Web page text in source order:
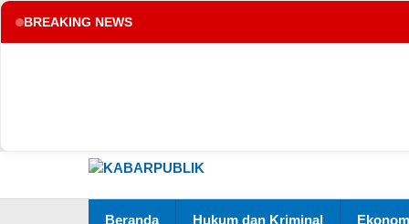
BREAKING NEWS
konten
Beranda Hukum dan Kriminal